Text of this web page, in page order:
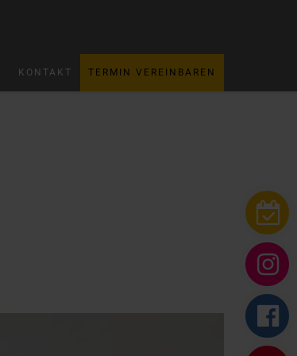
KONTAKT TERMIN VEREINBAREN